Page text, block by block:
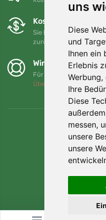
uns
Diese
und
Ihnen ein
Erlebnis
Werbung,
Ihre
Diese
messen,
unsere
unsere
Kostenloser
Sie können Ihre
zurückgeben oder
Wir unterstützen
Für jede Bestellung
Über uns